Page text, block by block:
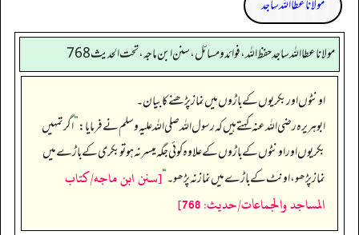
مولانا عطا اللہ ساجد
مولانا عطا الله ساجد حفظ الله، فوائد و مسائل، سنن ابن ماجه، تحت الحديث768
اونٹوں اور بکریوں کے باڑوں میں نماز پڑھنے کا بیان۔
ابوہریرہ رضی اللہ عنہ کہتے ہیں کہ رسول اللہ صلی اللہ علیہ وسلم نے فرمایا:”اگر تمہیں
بکریوں اور اونٹوں کے باڑوں کے علاوہ کوئی جگہ میسر نہ ہو تو بکری کے باڑے میں
نماز پڑھو، اونٹ کے باڑے میں نماز نہ پڑھو۔‏‏‏‏“[سنن ابن ماجه/كتاب
المساجد والجماعات/حدیث: 768]